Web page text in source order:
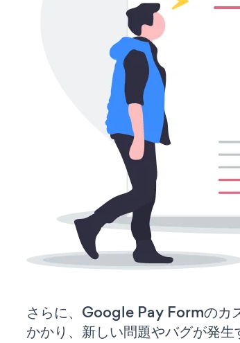
さらに、Google Pay Formのカ
かかり、新しい問題やバグが発生